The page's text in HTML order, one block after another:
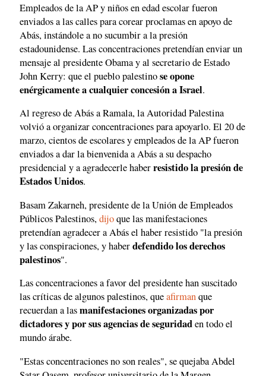
Empleados de la AP y niños en edad escolar fueron
enviados a las calles para corear proclamas en apoyo de
Abás, instándole a no sucumbir a la presión
estadounidense. Las concentraciones pretendían enviar un
mensaje al presidente Obama y al secretario de Estado
John Kerry: que el pueblo palestinose opone
enérgicamente a cualquier concesión a Israel.
Al regreso de Abás a Ramala, la Autoridad Palestina
volvió a organizar concentraciones para apoyarlo. El 20 de
marzo, cientos de escolares y empleados de la AP fueron
enviados a dar la bienvenida a Abás a su despacho
presidencial y a agradecerle haberresistido la presión de
Estados Unidos.
Basam Zakarneh, presidente de la Unión de Empleados
Públicos Palestinos,dijoque las manifestaciones
pretendían agradecer a Abás el haber resistido "la presión
y las conspiraciones, y haberdefendido los derechos
palestinos".
Las concentraciones a favor del presidente han suscitado
las críticas de algunos palestinos, queafirmanque
recuerdan a lasmanifestaciones organizadas por
dictadores y por sus agencias de seguridaden todo el
mundo árabe.
"Estas concentraciones no son reales", se quejaba Abdel